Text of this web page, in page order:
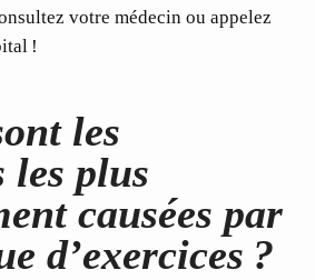
votre médecin ou appelez
!
les
les plus
causées par
d’exercices ?